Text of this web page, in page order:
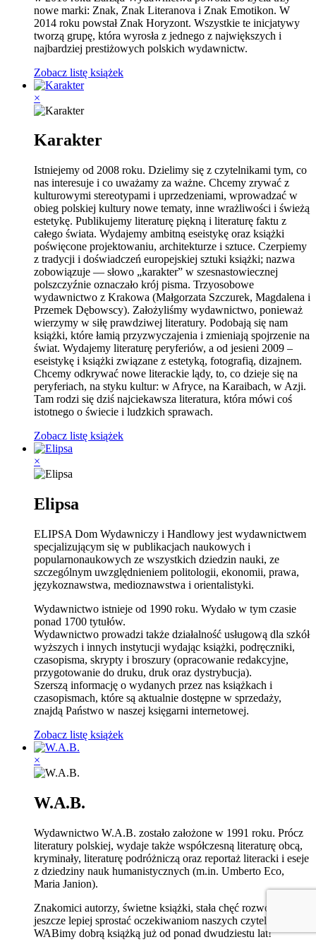
nowe marki: Znak, Znak Literanova i Znak Emotikon. W
2014 roku powstał Znak Horyzont. Wszystkie te inicjatywy
tworzą grupę, która wyrosła z jednego z największych i
najbardziej prestiżowych polskich wydawnictw.
Zobacz listę książek
×
Karakter
Istniejemy od 2008 roku. Dzielimy się z czytelnikami tym, co
nas interesuje i co uważamy za ważne. Chcemy zrywać z
kulturowymi stereotypami i uprzedzeniami, wprowadzać w
obieg polskiej kultury nowe tematy, inne wrażliwości i świeżą
estetykę. Publikujemy literaturę piękną i literaturę faktu z
całego świata. Wydajemy ambitną eseistykę oraz książki
poświęcone projektowaniu, architekturze i sztuce. Czerpiemy
z tradycji i doświadczeń europejskiej sztuki książki; nazwa
zobowiązuje — słowo „karakter” w szesnastowiecznej
polszczyźnie oznaczało krój pisma. Trzyosobowe
wydawnictwo z Krakowa (Małgorzata Szczurek, Magdalena i
Przemek Dębowscy). Założyliśmy wydawnictwo, ponieważ
wierzymy w siłę prawdziwej literatury. Podobają się nam
książki, które łamią przyzwyczajenia i zmieniają spojrzenie na
świat. Wydajemy literaturę peryferiów, a od jesieni 2009 –
eseistykę i książki związane z estetyką, fotografią, dizajnem.
Chcemy odkrywać nowe literackie lądy, to, co dzieje się na
peryferiach, na styku kultur: w Afryce, na Karaibach, w Azji.
Tam rodzi się dziś najciekawsza literatura, która mówi coś
istotnego o świecie i ludzkich sprawach.
Zobacz listę książek
×
Elipsa
ELIPSA Dom Wydawniczy i Handlowy jest wydawnictwem
specjalizującym się w publikacjach naukowych i
popularnonaukowych ze wszystkich dziedzin nauki, ze
szczególnym uwzględnieniem politologii, ekonomii, prawa,
językoznawstwa, medioznawstwa i orientalistyki.
Wydawnictwo istnieje od 1990 roku. Wydało w tym czasie
ponad 1700 tytułów.
Wydawnictwo prowadzi także działalność usługową dla szkół
wyższych i innych instytucji wydając książki, podręczniki,
czasopisma, skrypty i broszury (opracowanie redakcyjne,
przygotowanie do druku, druk oraz dystrybucja).
Szerszą informację o wydanych przez nas książkach i
czasopismach, które są aktualnie dostępne w sprzedaży,
znajdą Państwo w naszej księgarni internetowej.
Zobacz listę książek
×
W.A.B.
Wydawnictwo W.A.B. zostało założone w 1991 roku. Prócz
literatury polskiej, wydaje także współczesną literaturę obcą,
kryminały, literaturę podróżniczą oraz reportaż literacki i eseje
z dziedziny nauk humanistycznych (m.in. Umberto Eco,
Maria Janion).
Znakomici autorzy, świetne książki, stała chęć rozwoju, by
jeszcze lepiej sprostać oczekiwaniom naszych czytelników.
WABimy dobrą książką już od ponad dwudziestu lat!